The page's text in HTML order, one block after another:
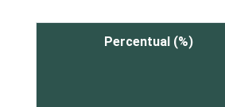
Percentual (%)